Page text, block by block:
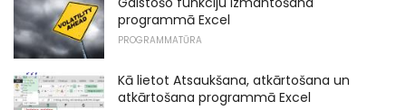
programmā Excel
PROGRAMMATŪRA
Kā lietot Atsaukšana, atkārtošana un
atkārtošana programmā Excel